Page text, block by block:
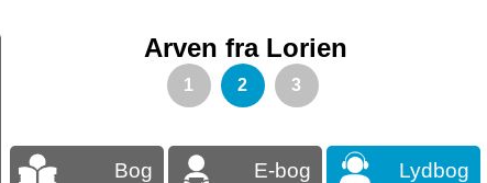
Arven fra Lorien
1 2 3
Bog E-bog Lydbog